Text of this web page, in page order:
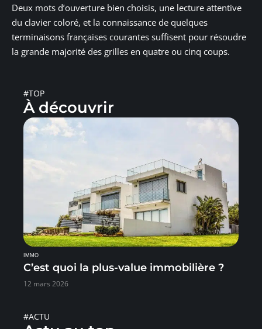
Deux mots d’ouverture bien choisis, une lecture attentive
du clavier coloré, et la connaissance de quelques
terminaisons françaises courantes suffisent pour résoudre
la grande majorité des grilles en quatre ou cinq coups.
#TOP
À découvrir
IMMO
C’est quoi la plus-value immobilière ?
12 mars 2026
#ACTU